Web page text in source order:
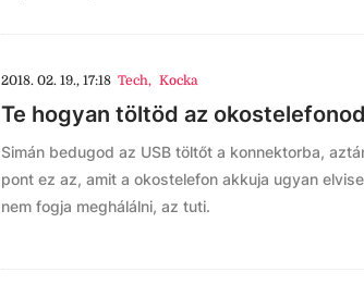
2018. 02. 19., 17:18 Tech, Kocka
Te hogyan töltöd az
Simán bedugod az USB töltőt a konnektorba,
pont ez az, amit a okostelefon akkuja ugyan
nem fogja meghálálni, az tuti.